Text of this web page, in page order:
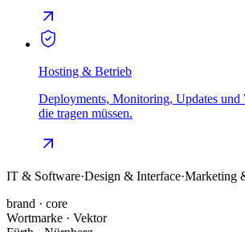
Hosting & Betrieb
Deployments, Monitoring, Updates und
die tragen müssen.
IT & Software·Design & Interface·Marketing
brand · core
Wortmarke · Vektor